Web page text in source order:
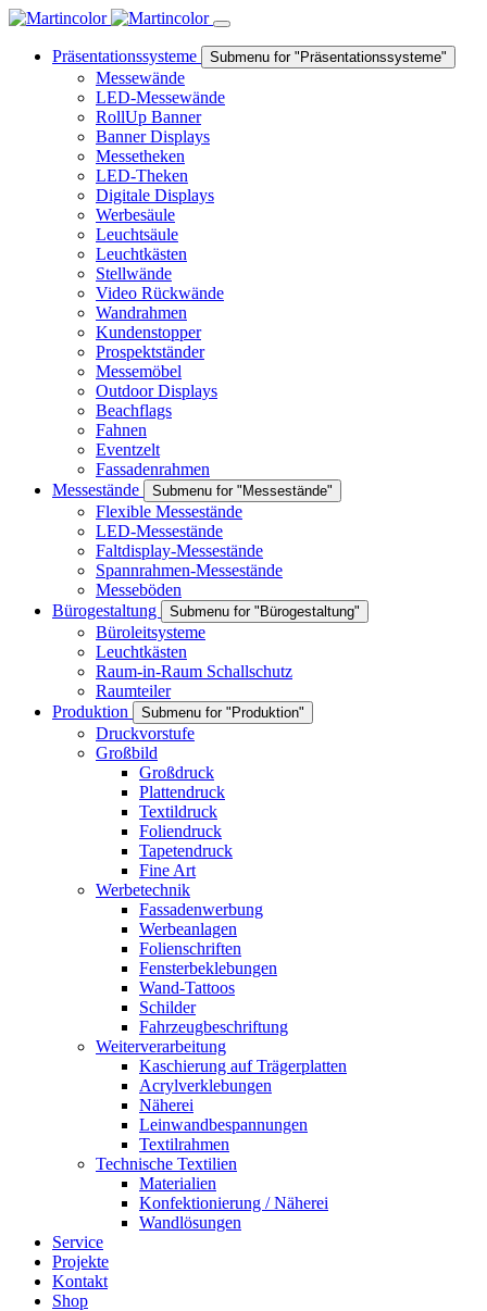
Präsentationssysteme Submenu for "Präsentationssysteme"
Messewände
LED-Messewände
RollUp Banner
Banner Displays
Messetheken
LED-Theken
Digitale Displays
Werbesäule
Leuchtsäule
Leuchtkästen
Stellwände
Video Rückwände
Wandrahmen
Kundenstopper
Prospektständer
Messemöbel
Outdoor Displays
Beachflags
Fahnen
Eventzelt
Fassadenrahmen
Messestände
Submenu for "Messestände"
Flexible Messestände
LED-Messestände
Faltdisplay-Messestände
Spannrahmen-Messestände
Messeböden
Bürogestaltung
Submenu for "Bürogestaltung"
Büroleitsysteme
Leuchtkästen
Raum-in-Raum Schallschutz
Raumteiler
Produktion
Submenu for "Produktion"
Druckvorstufe
Großbild
Großdruck
Plattendruck
Textildruck
Foliendruck
Tapetendruck
Fine Art
Werbetechnik
Fassadenwerbung
Werbeanlagen
Folienschriften
Fensterbeklebungen
Wand-Tattoos
Schilder
Fahrzeugbeschriftung
Weiterverarbeitung
Kaschierung auf Trägerplatten
Acrylverklebungen
Näherei
Leinwandbespannungen
Textilrahmen
Technische Textilien
Materialien
Konfektionierung / Näherei
Wandlösungen
Service
Projekte
Kontakt
Shop